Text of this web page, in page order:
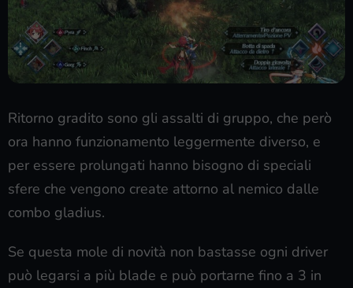
Ritorno gradito sono gli assalti di gruppo, che però
ora hanno funzionamento leggermente diverso, e
per essere prolungati hanno bisogno di speciali
sfere che vengono create attorno al nemico dalle
combo gladius.
Se questa mole di novità non bastasse ogni driver
può legarsi a più blade e può portarne fino a 3 in